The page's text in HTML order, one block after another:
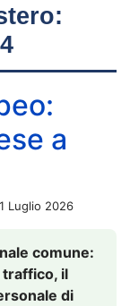
a
Luglio 2026
comune:
il
di